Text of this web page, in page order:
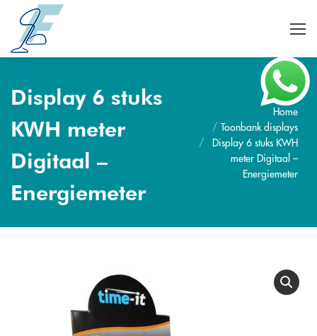
Display 6 stuks
KWH meter
Digitaal –
Energiemeter
Home
Toonbank displays
Display 6 stuks KWH
meter Digitaal –
Energiemeter